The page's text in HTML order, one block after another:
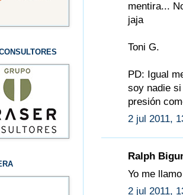
mentira...
jaja
Toni G.
PD: Igual
soy nadie
presión
2 jul 2011,
Ralph
Yo me
2 jul 2011,